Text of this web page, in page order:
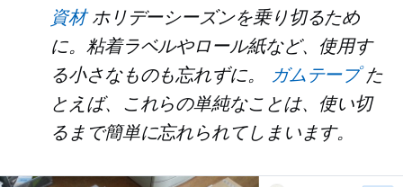
資材ホリデーシーズンを乗り切るため
に。粘着ラベルやロール紙など、使用す
る小さなものも忘れずに。
ガムテープた
とえば、これらの単純なことは、使い切
るまで簡単に忘れられてしまいます。